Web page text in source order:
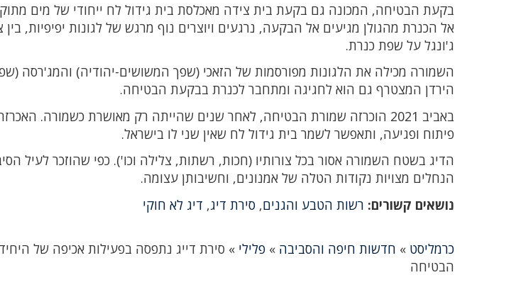
בקעת הבטיחה, המכונה גם בקעת בית צידה מאכלסת בית גידול לח ייחודי של מים
אל הכנרת מהגולן מגיעים אל הבקעה, נרגעים ויוצרים נוף מרגש של לגונות יפיפיות,
ג'ונגל על שפת כנרת.
השמורה מכילה את הלגונות מפורסמות של הזאכי (שפך המשושים-יהודיה) והמג'רסה
הירדן המצטרף גם הוא לחגיגה ומתחבר לכנרת בבקעת הבטיחה.
באביב 2021 הוכרזה שמורת הבטיחה, לאחר שנים שהייתה רק מאושרת כשמורה.
פיתוח ופגיעה, ותאפשר לשמר בית גידול לח שאין שני לו בישראל.
הדיג בשטח השמורה אסור בכל צורותיו (חכות, רשתות, צלילה וכו'). כפי שהוזכר לעיל
הנחלים מצויות נקודות הטלה של אמנונים, וחשיבותן עצומה.
נושאים קשורים: רשות הטבע והגנים,סירת דיג, דיג לא חוקי
כרמליסט » חדשות חיפה והסביבה »פלילי » סירת דייג נתפסה בפעילות אכיפה של
הבטיחה